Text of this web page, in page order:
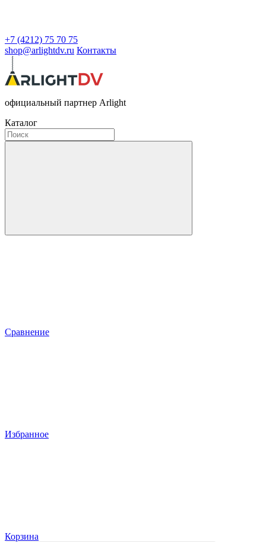
+7 (4212) 75 70 75
shop@arlightdv.ru Контакты
официальный партнер Arlight
Каталог
Сравнение
Избранное
Корзина